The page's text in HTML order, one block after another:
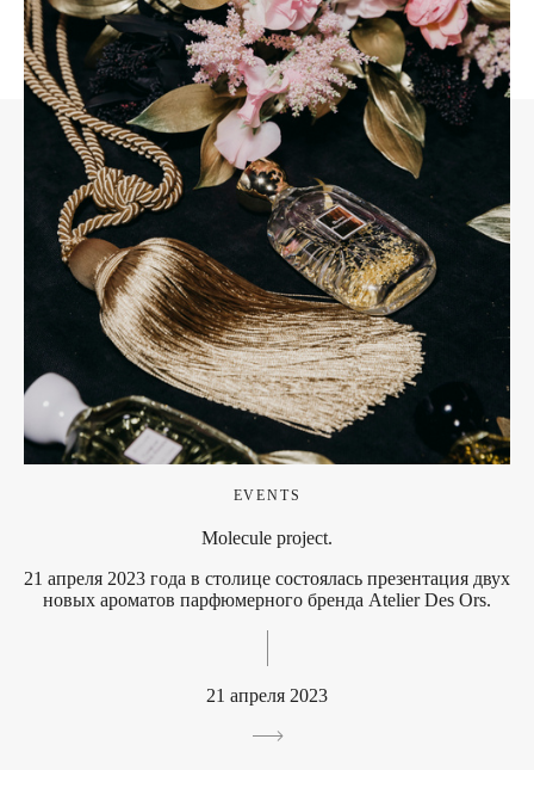
EVENTS
Molecule project.
21 апреля 2023 года в столице состоялась презентация двух
новых ароматов парфюмерного бренда Atelier Des Ors.
21 апреля 2023